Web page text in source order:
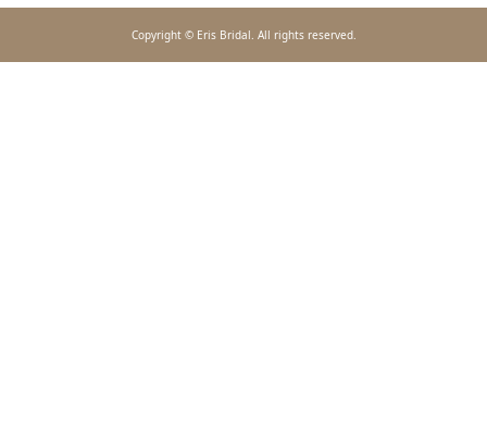
Copyright © Eris Bridal. All rights reserved.